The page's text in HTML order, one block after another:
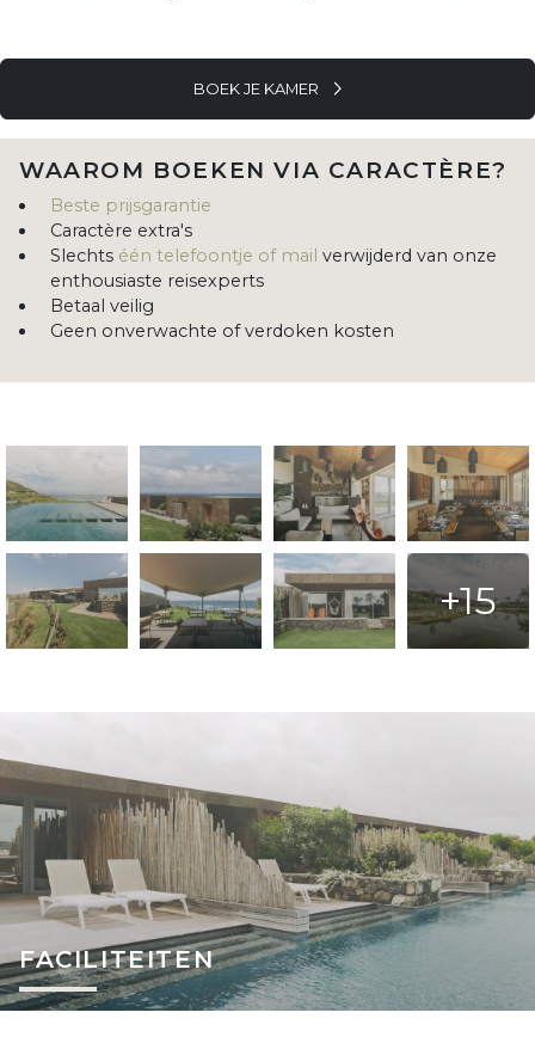
BOEK JE KAMER
WAAROM BOEKEN VIA CARACTÈRE?
Beste prijsgarantie
Caractère extra's
Slechts één telefoontje of mail verwijderd van onze
enthousiaste reisexperts
Betaal veilig
Geen onverwachte of verdoken kosten
+15
FACILITEITEN